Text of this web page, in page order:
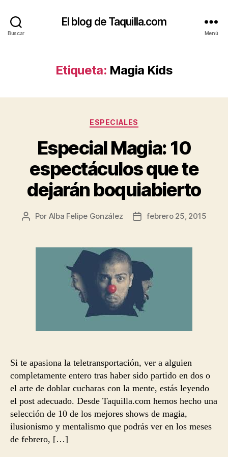
Buscar
El blog de Taquilla.com
Menú
Etiqueta: Magia Kids
Categorías
ESPECIALES
Especial Magia: 10
espectáculos que te
dejarán boquiabierto
Autor
entrada
Por Alba Felipe González
Fecha
entrada
febrero 25, 2015
Si te apasiona la teletransportación, ver a alguien
completamente entero tras haber sido partido en dos o
el arte de doblar cucharas con la mente, estás leyendo
el post adecuado. Desde Taquilla.com hemos hecho una
selección de 10 de los mejores shows de magia,
ilusionismo y mentalismo que podrás ver en los meses
de febrero, […]